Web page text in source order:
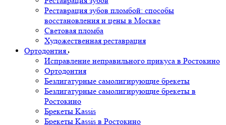
Реставрация зубов пломбой: способы
восстановления и цены в Москве
Световая пломба
Художественная реставрация
Ортодонтия
Исправление неправильного прикуса в Ростокино
Ортодонтия
Безлигатурные самолигирующие брекеты
Безлигатурные самолигирующие брекеты в
Ростокино
Брекеты Kassis
Брекеты Kassis в Ростокино